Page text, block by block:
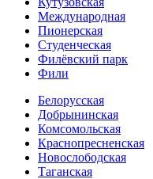
Международная
Пионерская
Студенческая
Филёвский парк
Фили
Белорусская
Добрынинская
Комсо­мольская
Краснопресненская
Новослободская
Таганская